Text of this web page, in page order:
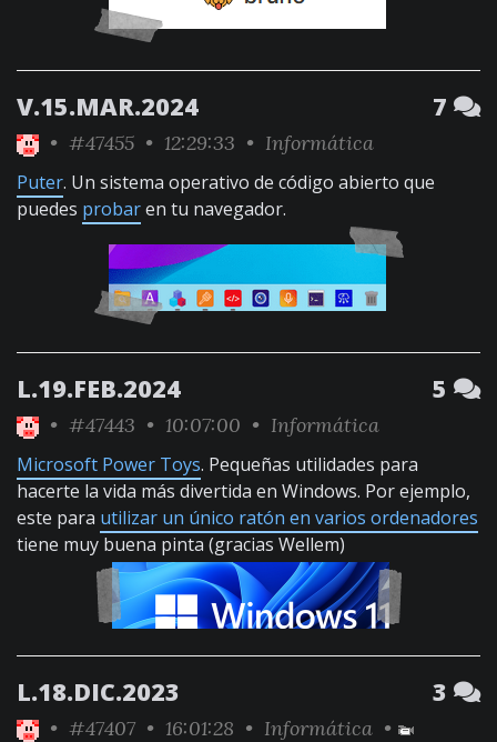
V.15.MAR.2024 7
• #47455 • 12:29:33 • Informática
Puter. Un sistema operativo de código abierto que
puedes probaren tu navegador.
L.19.FEB.2024 5
• #47443 • 10:07:00 • Informática
Microsoft Power Toys. Pequeñas utilidades para
hacerte la vida más divertida en Windows. Por ejemplo,
este para utilizar un único ratón en varios ordenadores
tiene muy buena pinta (gracias Wellem)
L.18.DIC.2023 3
• #47407 • 16:01:28 • Informática •